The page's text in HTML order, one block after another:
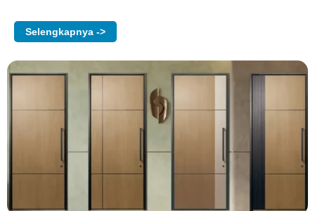
Selengkapnya ->